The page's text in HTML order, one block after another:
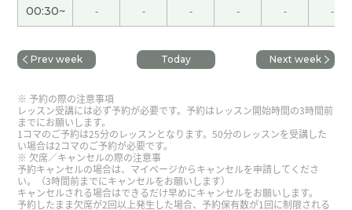
易因为一点小事就产生反应、我们彼此都要多加注
意呢。
我刚刚平安到家了。 谢谢。
我顺利到加拿大了。 谢谢。
いつもありがとうございます😊 これから微信にも
00:30~ - - - - - -
Prev week Today Next week
予約の際の注意事項
レッスン受講には必ず予約が必要です。予約はレッスン開始時間の3時間前
までにお願いします。
1コマのご予約は25分のレッスンとなります。50分のレッスンを受講した
い場合は2コマのご予約が必要です。
欠席／キャンセルの際の注意事
予約キャンセルの場合は、マイページからキャンセルを申請してくださ
い。（3時間前までにキャンセルをお願いします）
キャンセルされる場合はできるだけ早めにキャンセルをお願いします。
予約したまま欠席が2回以上発生した場合、予約保有数が1回に制限される